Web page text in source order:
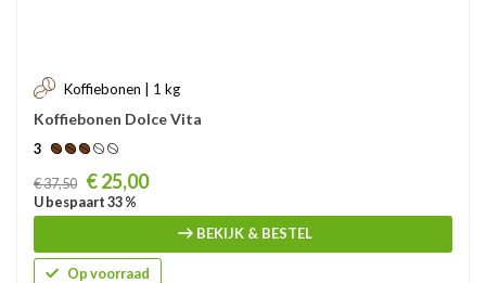
Koffiebonen | 1 kg
Koffiebonen Dolce Vita
3
Prijs
€ 37,50 € 25,00
U bespaart 33 %
BEKIJK & BESTEL
Op voorraad